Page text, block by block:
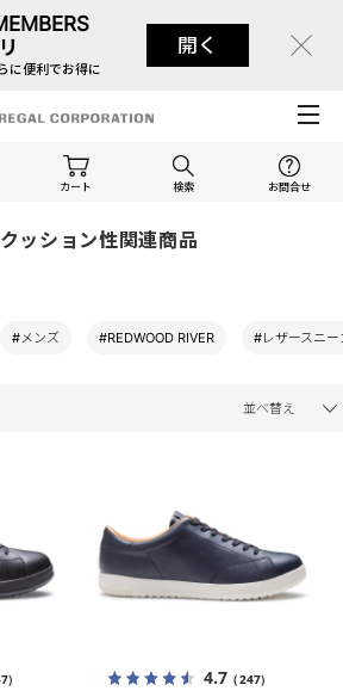
に便利でお得に
開く
カート 検索 お問合せ
ッション性関連商品
#メンズ #REDWOOD RIVER #レザースニー
並べ替え
4.7（247）